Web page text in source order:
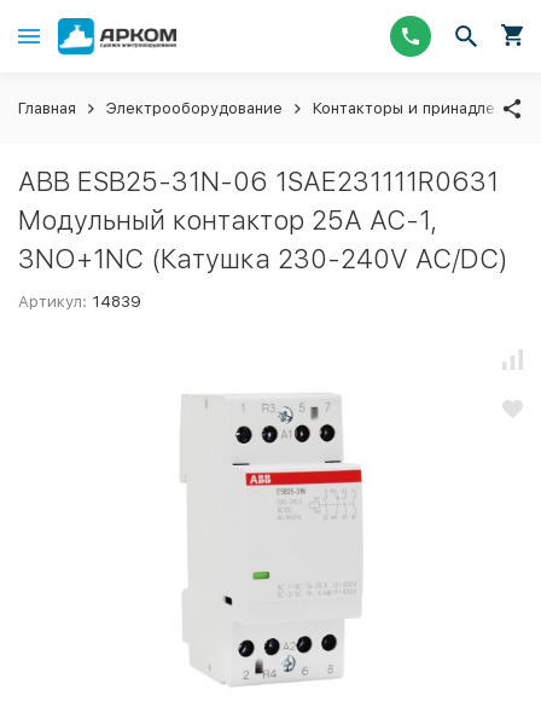
Главная Электрооборудование Контакторы и
ABB ESB25-31N-06 1SAE231111R0631
Модульный контактор 25А АС-1,
3NO+1NC (Катушка 230-240V AC/DC)
Артикул: 14839